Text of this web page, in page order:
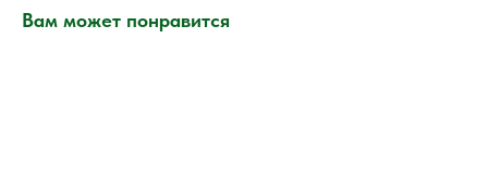
Вам может понравится